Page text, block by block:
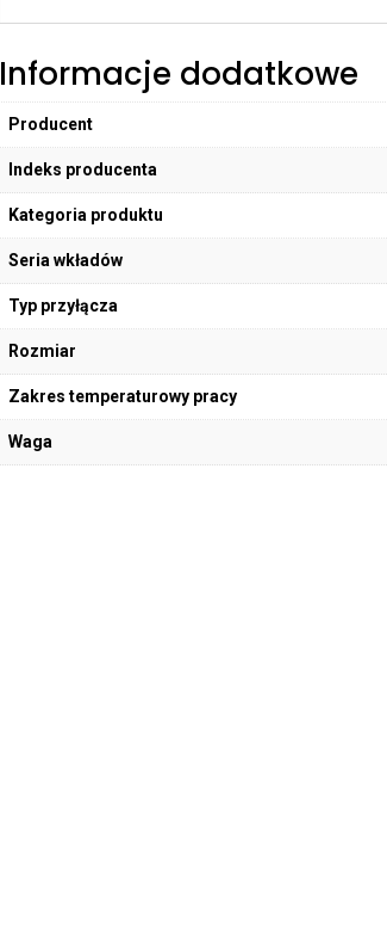
Informacje dodatkowe
Producent
Indeks producenta
Kategoria produktu
Seria wkładów
Typ przyłącza
Rozmiar
Zakres temperaturowy pracy
Waga